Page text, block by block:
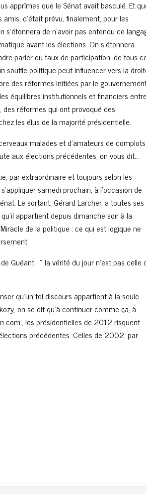
apprîmes que le Sénat avait basculé. Et
c’était prévu, finalement, pour les
s’étonnera de n’avoir pas entendu ce
avant les élections. On s’étonnera
parler du taux de participation, de tous
souffle politique peut influencer vers la
des réformes initiées par le
équilibres institutionnels et financiers entre
réformes qui ont provoqué des
les élus de la majorité présidentielle.
malades et d’amateurs de complots
aux élections précédentes, on vous dit…
par extraordinaire et toujours selon les
samedi prochain, à l’occasion de
Le sortant, Gérard Larcher, a toutes ses
appartient depuis dimanche soir à la
de la politique : ce qui est logique ne
Guéant : « la vérité du jour n’est pas celle
qu’un tel discours appartient à la seule
on se dit qu’à continuer comme ça, à
com’, les présidentielles de 2012 risquent
précédentes. Celles de 2002, par